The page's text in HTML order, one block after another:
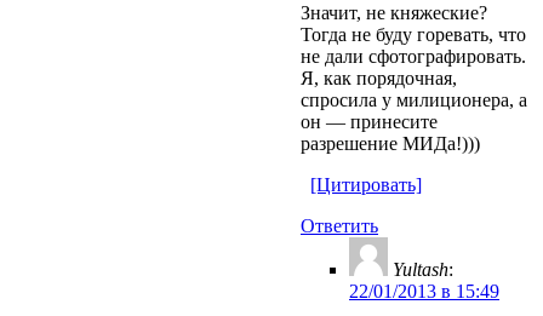
Значит, не княжеские?
Тогда не буду горевать, что
не дали сфотографировать.
Я, как порядочная,
спросила у милиционера, а
он — принесите
разрешение МИДа!)))
[Цитировать]
Ответить
Yultash:
22/01/2013 в 15:49